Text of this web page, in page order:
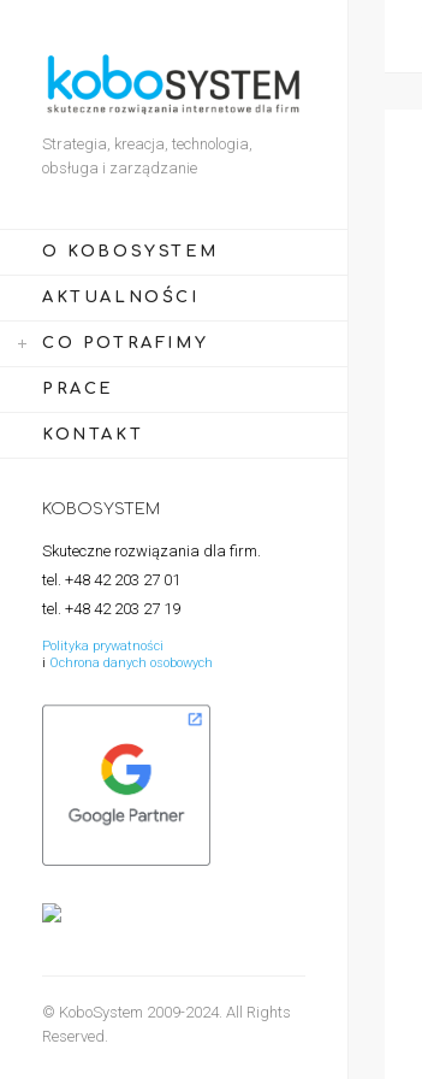
Strategia, kreacja, technologia,
obsługa i zarządzanie
O KOBOSYSTEM
AKTUALNOŚCI
CO POTRAFIMY
PRACE
KONTAKT
KOBOSYSTEM
Skuteczne rozwiązania dla firm.
tel. +48 42 203 27 01
tel. +48 42 203 27 19
Polityka prywatności
i Ochrona danych osobowych
© KoboSystem 2009-2024. All Rights
Reserved.